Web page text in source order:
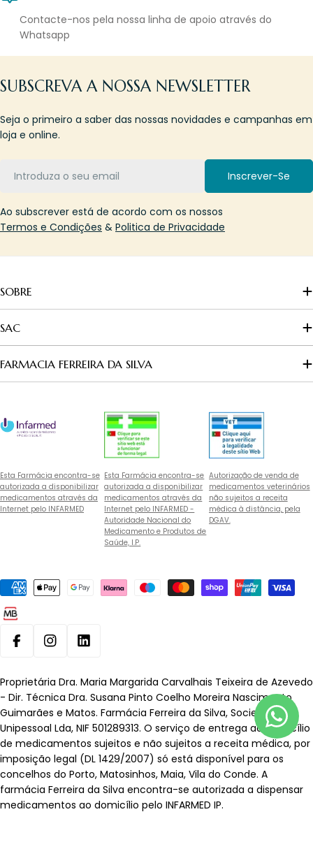
Contacte-nos pela nossa linha de apoio através do
Whatsapp
SUBSCREVA A NOSSA NEWSLETTER
Seja o primeiro a saber das nossas novidades e campanhas em
loja e online.
Inscrever-Se
Ao subscrever está de acordo com os nossos
Termos e Condições & Politica de Privacidade
SOBRE
SAC
FARMACIA FERREIRA DA SILVA
Esta Farmácia encontra-se
autorizada a disponibilizar
medicamentos através da
Internet pelo INFARMED
Esta Farmácia encontra-se
autorizada a disponibilizar
medicamentos através da
Internet pelo INFARMED -
Autoridade Nacional do
Medicamento e Produtos de
Saúde, I.P.
Autorização de venda de
medicamentos veterinários
não sujeitos a receita
médica à distância, pela
DGAV.
Métodos
pagamento
FacebookInstagramLinkedin
Proprietária Dra. Maria Margarida Carvalhais Teixeira de Azevedo
- Dir. Técnica Dra. Susana Pinto Coelho Moreira Nascimento
Guimarães e Matos. Farmácia Ferreira da Silva, Sociedade
Unipessoal Lda, NIF 501289313. O serviço de entrega ao domicílio
de medicamentos sujeitos e não sujeitos a receita médica, por
imposição legal (DL 1429/2007) só está disponível para os
concelhos do Porto, Matosinhos, Maia, Vila do Conde. A
farmácia Ferreira da Silva encontra-se autorizada a dispensar
medicamentos ao domicílio pelo INFARMED IP.